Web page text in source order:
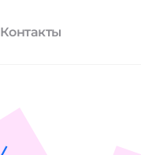
Контакты